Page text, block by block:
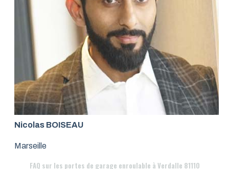
Nicolas BOISEAU
Marseille
FAQ sur les portes de garage enroulable à Verdalle 81110